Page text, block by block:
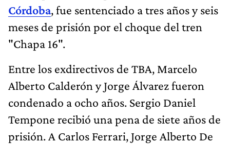
Córdoba, fue sentenciado a tres años y seis
meses de prisión por el choque del tren
"Chapa 16".
Entre los exdirectivos de TBA, Marcelo
Alberto Calderón y Jorge Álvarez fueron
condenado a ocho años. Sergio Daniel
Tempone recibió una pena de siete años de
prisión. A Carlos Ferrari, Jorge Alberto De